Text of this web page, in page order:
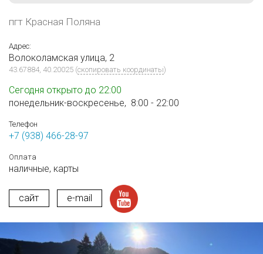
пгт Красная Поляна
Адрес:
Волоколамская улица, 2
43.67884, 40.20025 (скопировать координаты)
Сегодня открыто до 22:00
понедельник-воскресенье, 8:00 - 22:00
Телефон
+7 (938) 466-28-97
Оплата
наличные, карты
сайт e-mail